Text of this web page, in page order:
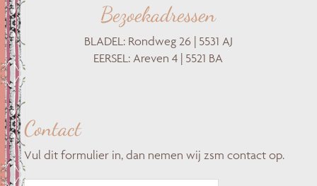
Bezoekadressen
BLADEL: Rondweg 26 | 5531 AJ
EERSEL: Areven 4 | 5521 BA
Contact
Vul dit formulier in, dan nemen wij zsm contact op.